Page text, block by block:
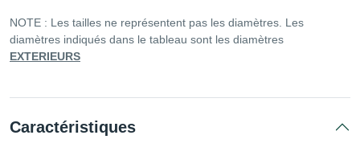
NOTE : Les tailles ne représentent pas les diamètres. Les
diamètres indiqués dans le tableau sont les diamètres
EXTERIEURS
Caractéristiques